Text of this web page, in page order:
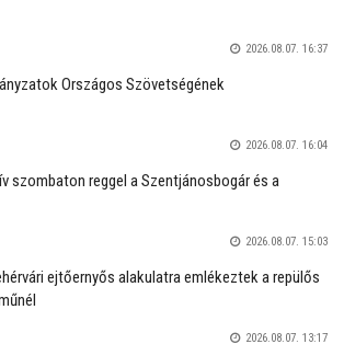
2026.08.07. 16:37
Országos Szövetségének
2026.08.07. 16:04
szombaton reggel a Szentjánosbogár és a
2026.08.07. 15:03
ejtőernyős alakulatra emlékeztek a repülős
2026.08.07. 13:17